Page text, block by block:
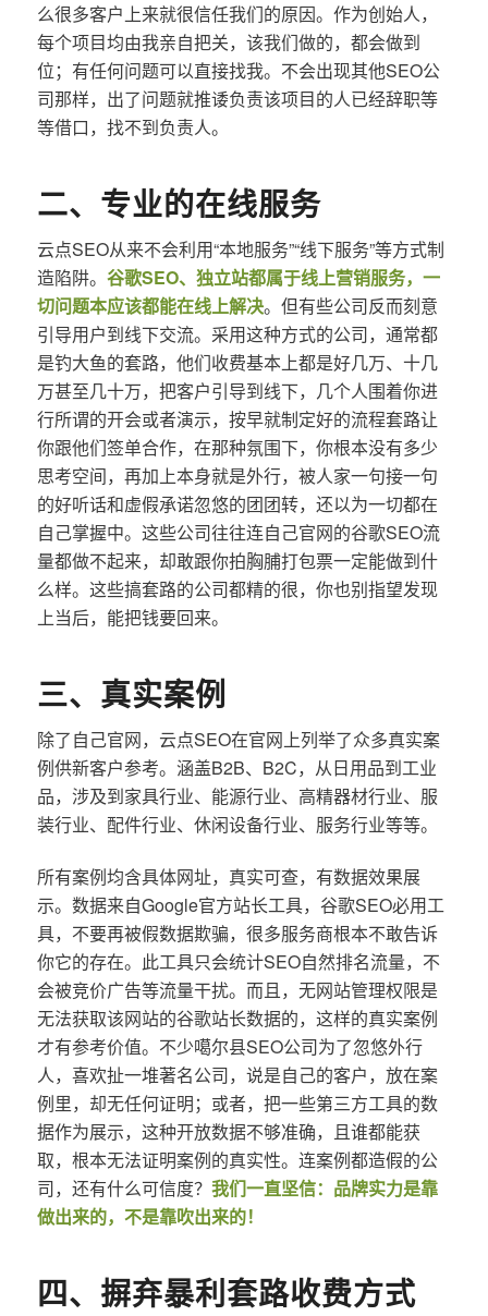
么很多客户上来就很信任我们的原因。作为创始人，
每个项目均由我亲自把关，该我们做的，都会做到
位；有任何问题可以直接找我。不会出现其他SEO公
司那样，出了问题就推诿负责该项目的人已经辞职等
等借口，找不到负责人。
二、专业的在线服务
云点SEO从来不会利用“本地服务”“线下服务”等方式制
造陷阱。 谷歌SEO、独立站都属于线上营销服务，一
切问题本应该都能在线上解决。但有些公司反而刻意
引导用户到线下交流。采用这种方式的公司，通常都
是钓大鱼的套路，他们收费基本上都是好几万、十几
万甚至几十万，把客户引导到线下，几个人围着你进
行所谓的开会或者演示，按早就制定好的流程套路让
你跟他们签单合作，在那种氛围下，你根本没有多少
思考空间，再加上本身就是外行，被人家一句接一句
的好听话和虚假承诺忽悠的团团转，还以为一切都在
自己掌握中。这些公司往往连自己官网的谷歌SEO流
量都做不起来，却敢跟你拍胸脯打包票一定能做到什
么样。这些搞套路的公司都精的很，你也别指望发现
上当后，能把钱要回来。
三、真实案例
除了自己官网，云点SEO在官网上列举了众多真实案
例供新客户参考。涵盖B2B、B2C，从日用品到工业
品，涉及到家具行业、能源行业、高精器材行业、服
装行业、配件行业、休闲设备行业、服务行业等等。
所有案例均含具体网址，真实可查，有数据效果展
示。数据来自Google官方站长工具，谷歌SEO必用工
具，不要再被假数据欺骗，很多服务商根本不敢告诉
你它的存在。此工具只会统计SEO自然排名流量，不
会被竞价广告等流量干扰。而且，无网站管理权限是
无法获取该网站的谷歌站长数据的，这样的真实案例
才有参考价值。不少噶尔县SEO公司为了忽悠外行
人，喜欢扯一堆著名公司，说是自己的客户，放在案
例里，却无任何证明；或者，把一些第三方工具的数
据作为展示，这种开放数据不够准确，且谁都能获
取，根本无法证明案例的真实性。连案例都造假的公
司，还有什么可信度？ 我们一直坚信：品牌实力是靠
做出来的，不是靠吹出来的！
四、摒弃暴利套路收费方式